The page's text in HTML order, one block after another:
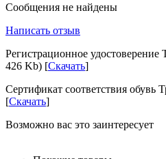
Сообщения не найдены
Написать отзыв
Регистрационное удостоверение
426 Kb) [Скачать]
Сертификат соответствия обувь
[Скачать]
Возможно вас это заинтересует